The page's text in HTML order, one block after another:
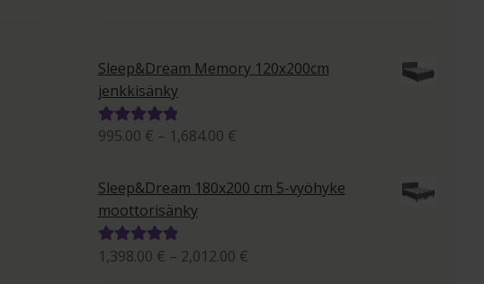
Sleep&Dream Memory 120x200cm
jenkkisänky
Arvostelu
5.00
/ 5
995.00 € – 1,684.00 €Hintaluokka:
-
1,684.00 €
Sleep&Dream 180x200 cm 5-vyöhyke
moottorisänky
Arvostelu
1,398.00 € – 2,012.00 €